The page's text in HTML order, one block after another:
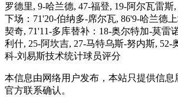
罗德里, 9-哈兰德, 47-福登, 19-阿尔瓦雷斯
下场：71'20-伯纳多-席尔瓦, 86'9-哈兰德
契奇, 71'11-多库替补：18-奥尔特加-莫雷
利什, 25-阿坎吉, 27-马特乌斯-努内斯, 52-
科-刘易斯技术统计球员评分
本信息由网络用户发布， 本站只提供信息
官方联系确认。